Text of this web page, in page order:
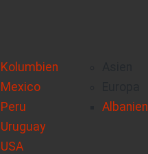
Kolumbien
Mexico
Peru
Uruguay
USA
Albanien